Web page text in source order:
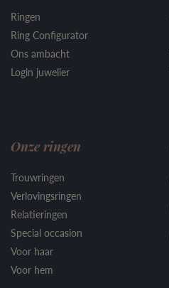
Ringen
Ring Configurator
Ons ambacht
Login juwelier
Onze ringen
Trouwringen
Verlovingsringen
Relatieringen
Special occasion
Voor haar
Voor hem